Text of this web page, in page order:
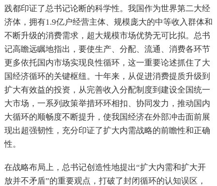
践都印证了总书记论断的科学性。我国作为世界第二大经
济体，拥有1.9亿户经营主体、规模庞大的中等收入群体和
不断升级的消费需求，超大规模市场优势无可比拟。总书
记高瞻远瞩地指出，要使生产、分配、流通、消费各环节
更多依托国内市场实现良性循环，这一重要论述抓住了大
国经济循环的关键枢纽。十年来，从促进消费提质升级到
扩大有效益的投资，从完善收入分配制度到建设全国统一
大市场，一系列政策举措环环相扣、协同发力，推动国内
大循环的顺畅度不断提升，使我国经济在外部冲击面前展
现出超强韧性，充分印证了扩大内需战略的前瞻性和正确
性。
在战略布局上，总书记创造性地提出“扩大内需和扩大开
放并不矛盾”的重要观点，打破了封闭循环的认知误区，